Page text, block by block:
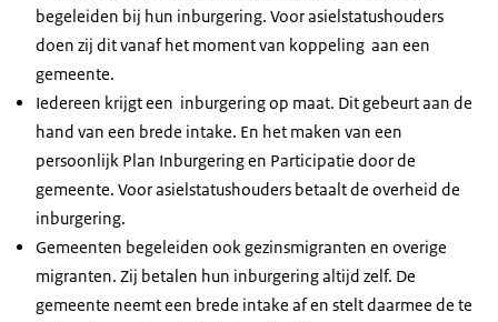
begeleiden bij hun inburgering. Voor asielstatushouders
doen zij dit vanaf het moment van koppeling aan een
gemeente.
Iedereen krijgt een inburgering op maat. Dit gebeurt aan de
hand van een brede intake. En het maken van een
persoonlijk Plan Inburgering en Participatie door de
gemeente. Voor asielstatushouders betaalt de overheid de
inburgering.
Gemeenten begeleiden ook gezinsmigranten en overige
migranten. Zij betalen hun inburgering altijd zelf. De
gemeente neemt een brede intake af en stelt daarmee de te